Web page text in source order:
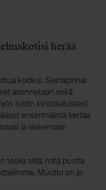
herää
kodiksi. Seinäpinnat
asennetaan sekä
kodin kiintokalusteet
ensimmäistä kertaa
ja laskemaan
teolla siltä, mitä puolta
Muutto on jo